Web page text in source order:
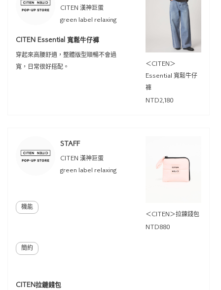
CITEN 漢神巨蛋
green label relaxing
CITEN Essential 寬鬆牛仔褲
穿起來高腰舒適，整體版型順暢不會過
寬，日常很好搭配。
＜CITEN＞
Essential 寬鬆牛仔
褲
NTD2,180
STAFF
CITEN 漢神巨蛋
green label relaxing
機能
簡約
CITEN拉鏈錢包
＜CITEN＞拉鍊錢包
NTD880